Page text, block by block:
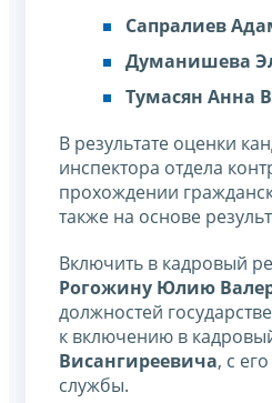
Сапралиев
Думанишева
Тумасян Анна
В результате оценки
инспектора отдела
прохождении
также на основе
Включить в кадровый
Рогожину Юлию
должностей
к включению в
Висангиреевича, с
службы.